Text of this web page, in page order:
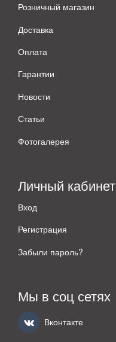
Розничный магазин
Доставка
Оплата
Гарантии
Новости
Статьи
Фотогалерея
Личный кабинет
Вход
Регистрация
Забыли пароль?
Мы в соц сетях
Вконтакте